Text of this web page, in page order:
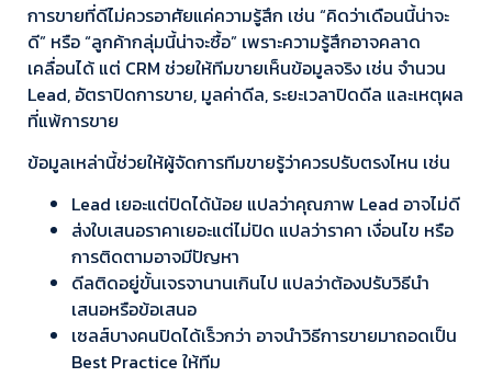
การขายที่ดีไม่ควรอาศัยแค่ความรู้สึก เช่น “คิดว่าเดือนนี้น่าจะ
ดี” หรือ “ลูกค้ากลุ่มนี้น่าจะซื้อ” เพราะความรู้สึกอาจคลาด
เคลื่อนได้ แต่ CRM ช่วยให้ทีมขายเห็นข้อมูลจริง เช่น จำนวน
Lead, อัตราปิดการขาย, มูลค่าดีล, ระยะเวลาปิดดีล และเหตุผล
ที่แพ้การขาย
ข้อมูลเหล่านี้ช่วยให้ผู้จัดการทีมขายรู้ว่าควรปรับตรงไหน เช่น
Lead เยอะแต่ปิดได้น้อย แปลว่าคุณภาพ Lead อาจไม่ดี
ส่งใบเสนอราคาเยอะแต่ไม่ปิด แปลว่าราคา เงื่อนไข หรือ
การติดตามอาจมีปัญหา
ดีลติดอยู่ขั้นเจรจานานเกินไป แปลว่าต้องปรับวิธีนำ
เสนอหรือข้อเสนอ
เซลส์บางคนปิดได้เร็วกว่า อาจนำวิธีการขายมาถอดเป็น
Best Practice ให้ทีม